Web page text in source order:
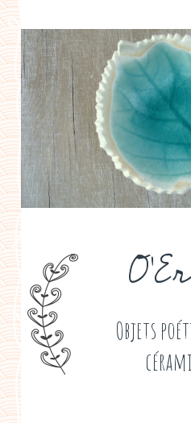
Objets
a propos
boutiques de
contact
politique de